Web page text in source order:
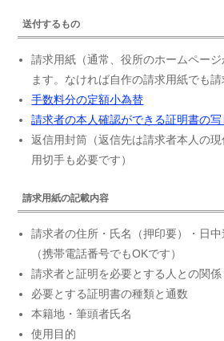
送付するもの
請求用紙（通常、役所のホームペー
ます。なければ自作の請求用紙でも請
手数料分の定額小為替
請求者の本人確認ができる証明書の写
返信用封筒（返信先は請求者本人の
用切手も必要です）
請求用紙の記載内容
請求者の住所・氏名（押印要）・日
（携帯電話番号でもOKです）
請求者と証明を必要とする人との関係
必要とする証明書の種類と通数
本籍地・筆頭者氏名
使用目的